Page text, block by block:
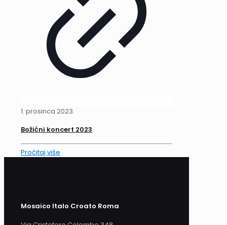
1. prosinca 2023.
Božićni koncert 2023
Pročitaj više
Mosaico Italo Croato Roma